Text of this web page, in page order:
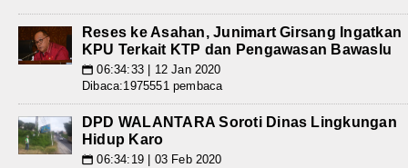
Reses ke Asahan, Junimart Girsang Ingatkan
KPU Terkait KTP dan Pengawasan Bawaslu
📅 06:34:33 | 12 Jan 2020
Dibaca:1975551 pembaca
DPD WALANTARA Soroti Dinas Lingkungan
Hidup Karo
📅 06:34:19 | 03 Feb 2020